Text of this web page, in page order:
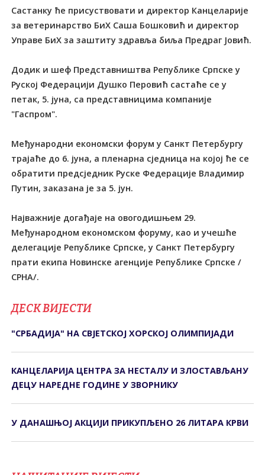
Састанку ће присуствовати и директор Канцеларије
за ветеринарство БиХ Саша Бошковић и директор
Управе БиХ за заштиту здравља биља Предраг Јовић.
Додик и шеф Представништва Републике Српске у
Руској Федерацији Душко Перовић састаће се у
петак, 5. јуна, са представницима компаније
"Гаспром".
Међународни економски форум у Санкт Петербургу
трајаће до 6. јуна, а пленарна сједница на којој ће се
обратити предсједник Руске Федерације Владимир
Путин, заказана је за 5. јун.
Најважније догађаје на овогодишњем 29.
Међународном економском форуму, као и учешће
делегације Републике Српске, у Санкт Петербургу
прати екипа Новинске агенције Републике Српске /
СРНА/.
ДЕСК ВИЈЕСТИ
"СРБАДИЈА" НА СВЈЕТСКОЈ ХОРСКОЈ ОЛИМПИЈАДИ
КАНЦЕЛАРИЈА ЦЕНТРА ЗА НЕСТАЛУ И ЗЛОСТАВЉАНУ
ДЕЦУ НАРЕДНЕ ГОДИНЕ У ЗВОРНИКУ
У ДАНАШЊОЈ АКЦИЈИ ПРИКУПЉЕНО 26 ЛИТАРА КРВИ